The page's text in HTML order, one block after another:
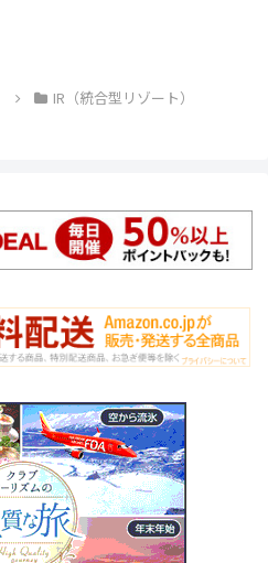
IR（統合型リゾート）